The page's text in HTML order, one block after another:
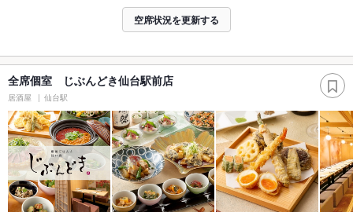
空席状況を更新する
全席個室 じぶんどき仙台駅前店
居酒屋 仙台駅